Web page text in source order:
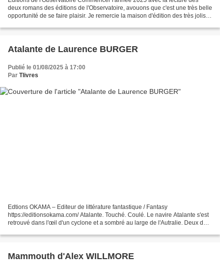
deux romans des éditions de l'Observatoire, avouons que c'est une très belle
opportunité de se faire plaisir. Je remercie la maison d'édition des très jolis
Atalante de Laurence BURGER
Publié le 01/08/2025 à 17:00
Par Tlivres
Edtions OKAMA – Editeur de littérature fantastique / Fantasy
https://editionsokama.com/ Atalante. Touché. Coulé. Le navire Atalante s'est
retrouvé dans l'œil d'un cyclone et a sombré au large de l'Autralie. Deux des
Mammouth d'Alex WILLMORE